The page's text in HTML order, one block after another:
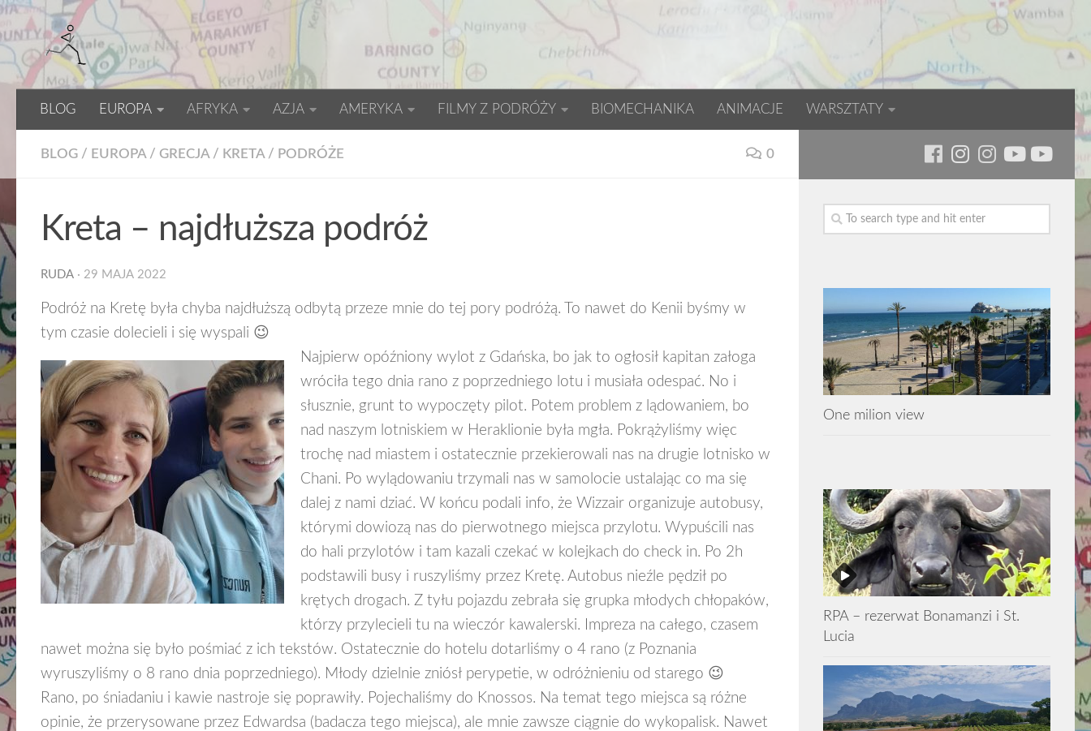
BLOG EUROPA AFRYKA AZJA AMERYKA FILMY Z PODRÓŻY BIOMECHANIKA ANIMACJE WARSZTATY
BLOG / EUROPA / GRECJA / KRETA / PODRÓŻE 0
Kreta – najdłuższa podróż
RUDA · 29 MAJA 2022
Podróż na Kretę była chyba najdłuższą odbytą przeze mnie do tej pory podróżą. To nawet do Kenii byśmy w
tym czasie dolecieli i się wyspali 😉
Najpierw opóźniony wylot z Gdańska, bo jak to ogłosił kapitan załoga
wróciła tego dnia rano z poprzedniego lotu i musiała odespać. No i
słusznie, grunt to wypoczęty pilot. Potem problem z lądowaniem, bo
nad naszym lotniskiem w Heraklionie była mgła. Pokrążyliśmy więc
trochę nad miastem i ostatecznie przekierowali nas na drugie lotnisko w
Chani. Po wylądowaniu trzymali nas w samolocie ustalając co ma się
dalej z nami dziać. W końcu podali info, że Wizzair organizuje autobusy,
którymi dowiozą nas do pierwotnego miejsca przylotu. Wypuścili nas
do hali przylotów i tam kazali czekać w kolejkach do check in. Po 2h
podstawili busy i ruszyliśmy przez Kretę. Autobus nieźle pędził po
krętych drogach. Z tyłu pojazdu zebrała się grupka młodych chłopaków,
którzy przylecieli tu na wieczór kawalerski. Impreza na całego, czasem
nawet można się było pośmiać z ich tekstów. Ostatecznie do hotelu dotarliśmy o 4 rano (z Poznania
wyruszyliśmy o 8 rano dnia poprzedniego). Młody dzielnie zniósł perypetie, w odróżnieniu od starego 😉
Rano, po śniadaniu i kawie nastroje się poprawiły. Pojechaliśmy do Knossos. Na temat tego miejsca są różne
opinie, że przerysowane przez Edwardsa (badacza tego miejsca), ale mnie zawsze ciągnie do wykopalisk. Nawet
One milion view
RPA – rezerwat Bonamanzi i St.
Lucia